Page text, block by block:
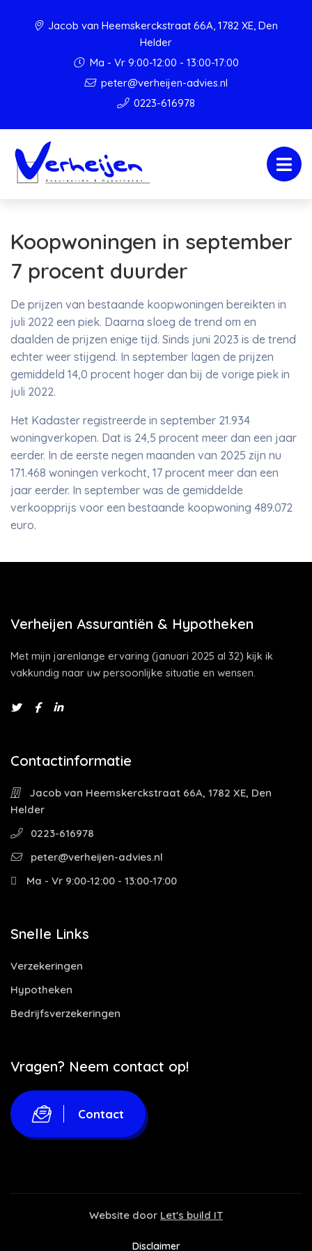
Jacob van Heemskerckstraat 66A, 1782 XE, Den
Helder
Ma - Vr 9:00-12:00 - 13:00-17:00
peter@verheijen-advies.nl
0223-616978
Koopwoningen in september
7 procent duurder
De prijzen van bestaande koopwoningen bereikten in
juli 2022 een piek. Daarna sloeg de trend om en
daalden de prijzen enige tijd. Sinds juni 2023 is de trend
echter weer stijgend. In september lagen de prijzen
gemiddeld 14,0 procent hoger dan bij de vorige piek in
juli 2022.
Het Kadaster registreerde in september 21.934
woningverkopen. Dat is 24,5 procent meer dan een jaar
eerder. In de eerste negen maanden van 2025 zijn nu
171.468 woningen verkocht, 17 procent meer dan een
jaar eerder. In september was de gemiddelde
verkoopprijs voor een bestaande koopwoning 489.072
euro.
Verheijen Assurantiën & Hypotheken
Met mijn jarenlange ervaring (januari 2025 al 32) kijk ik
vakkundig naar uw persoonlijke situatie en wensen.
Contactinformatie
Jacob van Heemskerckstraat 66A, 1782 XE, Den
Helder
0223-616978
peter@verheijen-advies.nl
Ma - Vr 9:00-12:00 - 13:00-17:00
Snelle Links
Verzekeringen
Hypotheken
Bedrijfsverzekeringen
Vragen? Neem contact op!
Contact
Website door Let's build IT
Disclaimer